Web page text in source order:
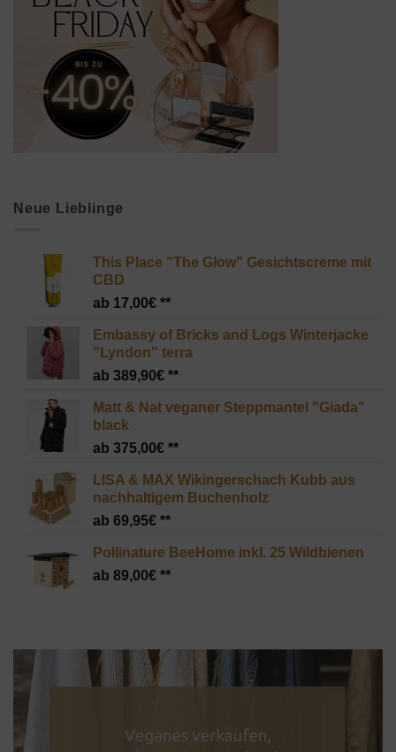
Neue Lieblinge
This Place "The Glow" Gesichtscreme mit
CBD
17,00€
Embassy of Bricks and Logs Winterjacke
"Lyndon" terra
389,90€
Matt & Nat veganer Steppmantel "Giada"
black
375,00€
LISA & MAX Wikingerschach Kubb aus
nachhaltigem Buchenholz
69,95€
Pollinature BeeHome inkl. 25 Wildbienen
89,00€